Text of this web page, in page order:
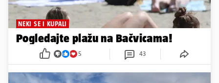
NEKI SE I KUPALI
Pogledajte plažu na Bačvicama!
5 43